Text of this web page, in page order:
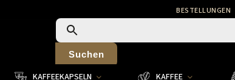
BESTELLUNGEN
Suchen
KAFFEEKAPSELN KAFFEE